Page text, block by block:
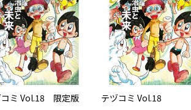
コミ Vol.18 限定版 テヅコミ Vol.18